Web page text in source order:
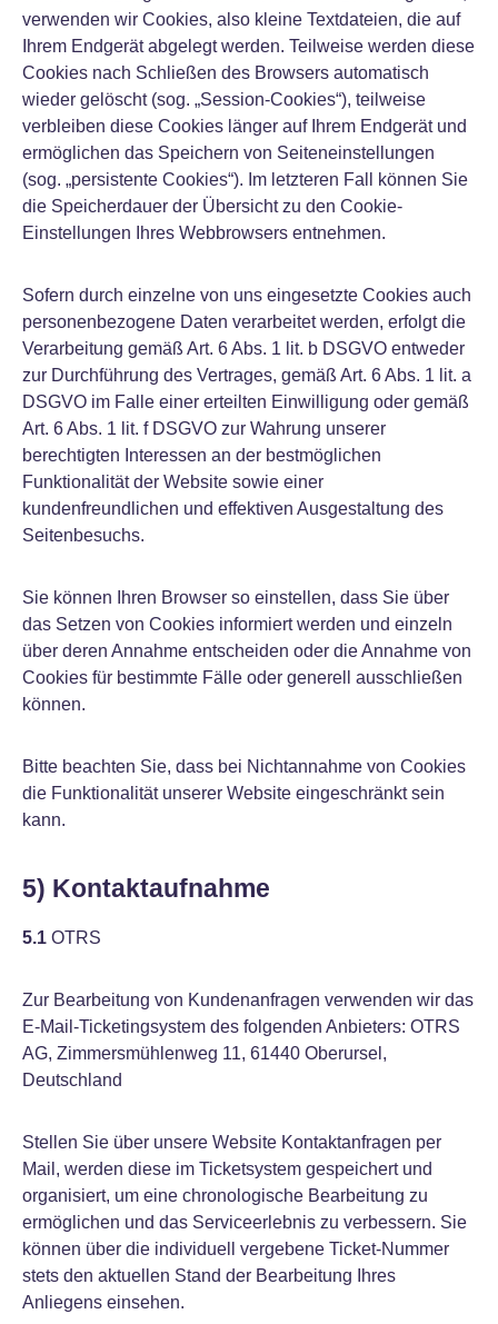
verwenden wir Cookies, also kleine Textdateien, die auf
Ihrem Endgerät abgelegt werden. Teilweise werden diese
Cookies nach Schließen des Browsers automatisch
wieder gelöscht (sog. „Session-Cookies“), teilweise
verbleiben diese Cookies länger auf Ihrem Endgerät und
ermöglichen das Speichern von Seiteneinstellungen
(sog. „persistente Cookies“). Im letzteren Fall können Sie
die Speicherdauer der Übersicht zu den Cookie-
Einstellungen Ihres Webbrowsers entnehmen.
Sofern durch einzelne von uns eingesetzte Cookies auch
personenbezogene Daten verarbeitet werden, erfolgt die
Verarbeitung gemäß Art. 6 Abs. 1 lit. b DSGVO entweder
zur Durchführung des Vertrages, gemäß Art. 6 Abs. 1 lit. a
DSGVO im Falle einer erteilten Einwilligung oder gemäß
Art. 6 Abs. 1 lit. f DSGVO zur Wahrung unserer
berechtigten Interessen an der bestmöglichen
Funktionalität der Website sowie einer
kundenfreundlichen und effektiven Ausgestaltung des
Seitenbesuchs.
Sie können Ihren Browser so einstellen, dass Sie über
das Setzen von Cookies informiert werden und einzeln
über deren Annahme entscheiden oder die Annahme von
Cookies für bestimmte Fälle oder generell ausschließen
können.
Bitte beachten Sie, dass bei Nichtannahme von Cookies
die Funktionalität unserer Website eingeschränkt sein
kann.
5) Kontaktaufnahme
5.1 OTRS
Zur Bearbeitung von Kundenanfragen verwenden wir das
E-Mail-Ticketingsystem des folgenden Anbieters: OTRS
AG, Zimmersmühlenweg 11, 61440 Oberursel,
Deutschland
Stellen Sie über unsere Website Kontaktanfragen per
Mail, werden diese im Ticketsystem gespeichert und
organisiert, um eine chronologische Bearbeitung zu
ermöglichen und das Serviceerlebnis zu verbessern. Sie
können über die individuell vergebene Ticket-Nummer
stets den aktuellen Stand der Bearbeitung Ihres
Anliegens einsehen.